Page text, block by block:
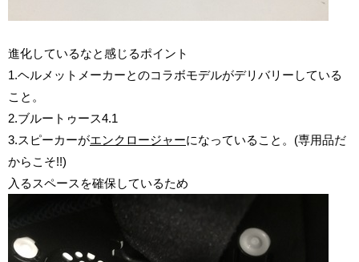
進化しているなと感じるポイント
1.ヘルメットメーカーとのコラボモデルがデリバリーしている
こと。
2.ブルートゥース4.1
3.スピーカーがエンクロージャーになっていること。(専用品だ
からこそ!!)
入るスペースを確保しているため